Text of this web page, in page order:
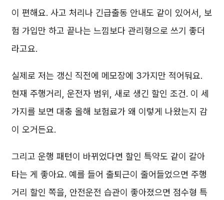
이 편해요. 사고 처리나 긴급출동 안내도 같이 있어서, 보
험 가입만 하고 끝나는 느낌보다 관리형으로 쓰기 좋더
라고요.
실제로 저는 갱신 직전에 메모장에 3가지만 적어둬요.
현재 주행거리, 운전자 범위, 새로 생긴 할인 조건. 이 세
가지를 보면 대충 올해 보험료가 왜 이렇게 나왔는지 감
이 오거든요.
그리고 운행 패턴이 바뀌었다면 할인 특약도 같이 갈아
타는 게 좋아요. 예를 들어 출퇴근이 줄어들었으면 주행
거리 할인 쪽을, 안전운전 습관이 좋아졌으면 점수형 특